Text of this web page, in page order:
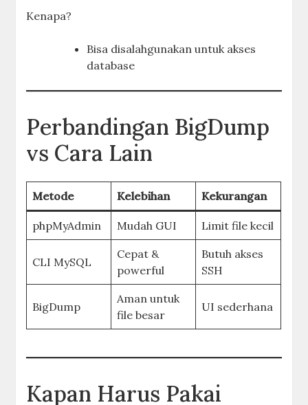
Kenapa?
Bisa disalahgunakan untuk akses
database
Perbandingan BigDump
vs Cara Lain
Metode Kelebihan Kekurangan
phpMyAdmin Mudah GUI Limit file kecil
CLI MySQL
Cepat &
powerful
Butuh akses
SSH
BigDump
Aman untuk
file besar
UI sederhana
Kapan Harus Pakai